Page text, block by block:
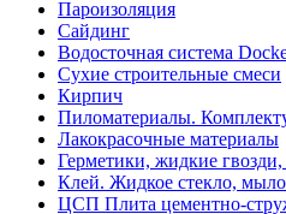
Пароизоляция
Сайдинг
Водосточная система
Сухие строительные смеси
Кирпич
Пиломатериалы.
Лакокрасочные материалы
Герметики, жидкие
Клей. Жидкое стекло, мыло
ЦСП Плита цементно-